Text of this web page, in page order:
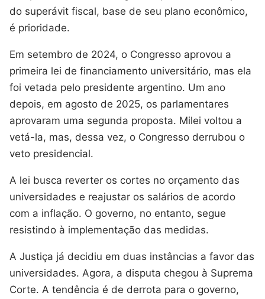
do superávit fiscal, base de seu plano econômico,
é prioridade.
Em setembro de 2024, o Congresso aprovou a
primeira lei de financiamento universitário, mas ela
foi vetada pelo presidente argentino. Um ano
depois, em agosto de 2025, os parlamentares
aprovaram uma segunda proposta. Milei voltou a
vetá-la, mas, dessa vez, o Congresso derrubou o
veto presidencial.
A lei busca reverter os cortes no orçamento das
universidades e reajustar os salários de acordo
com a inflação. O governo, no entanto, segue
resistindo à implementação das medidas.
A Justiça já decidiu em duas instâncias a favor das
universidades. Agora, a disputa chegou à Suprema
Corte. A tendência é de derrota para o governo,